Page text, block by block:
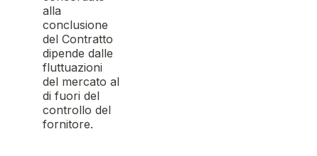
alla
conclusione
del Contratto
dipende dalle
fluttuazioni
del mercato al
di fuori del
controllo del
fornitore.